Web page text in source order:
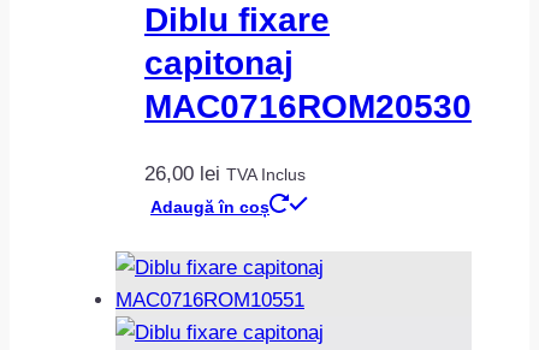
Diblu fixare
capitonaj
MAC0716ROM20530
26,00 lei TVA Inclus
Adaugă în coș